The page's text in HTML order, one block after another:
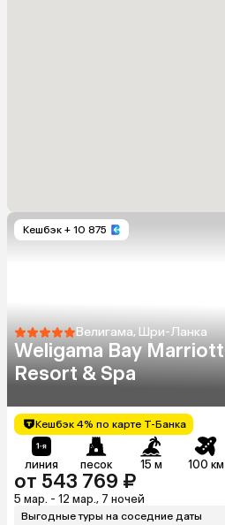
Кешбэк + 10 875
Велигама, Шри-Ланка
Weligama Bay Marriott
Resort & Spa
Кешбэк 4% по карте Т-Банка
линия песок 15 м 100 км
от 543 769 ₽
5 мар. - 12 мар., 7 ночей
Выгодные туры на соседние даты